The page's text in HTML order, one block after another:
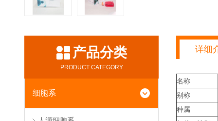
产品分类
PRODUCT CATEGORY
细胞系
详细
名称
别称
种属